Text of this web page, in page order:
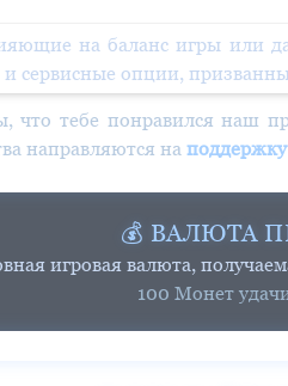
на баланс игры или
сервисные опции,
что тебе понравился наш
направляются на поддержку
💰 ВАЛЮТА
игровая валюта,
100 Монет